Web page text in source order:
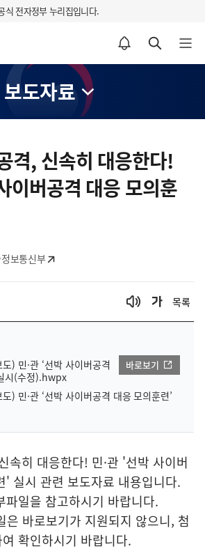
식 전자정부 누리집입니다.
알림설정 바로가기 검색 바로가기 메뉴 열기
보도자료
격, 신속히 대응한다!
이버공격 대응 모의훈
보통신부
목록
) 민·관 ‘선박 사이버공격
시(수정).hwpx
바로보기
) 민·관 ‘선박 사이버공격 대응 모의훈련’
속히 대응한다! 민·관 '선박 사이버
' 실시 관련 보도자료 내용입니다.
파일을 참고하시기 바랍니다.
바로보기가 지원되지 않으니, 첨
확인하시기 바랍니다.